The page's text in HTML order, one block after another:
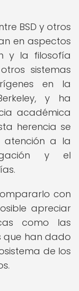
BSD y otros
en aspectos
y la filosofía
sistemas
en la
y ha
académica
herencia se
atención a la
y el
con
apreciar
como las
que han dado
de los